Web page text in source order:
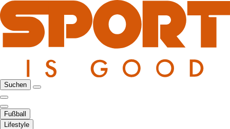
Suchen
Fußball
Lifestyle